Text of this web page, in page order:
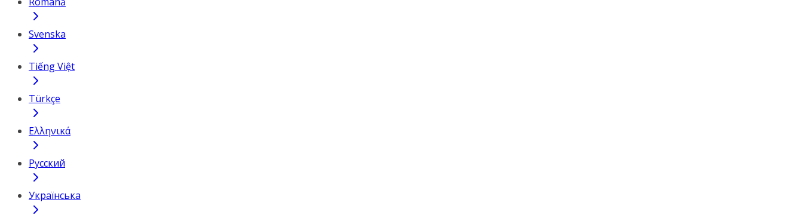
Svenska
Tiếng Việt
Türkçe
Ελληνικά
Русский
Українська